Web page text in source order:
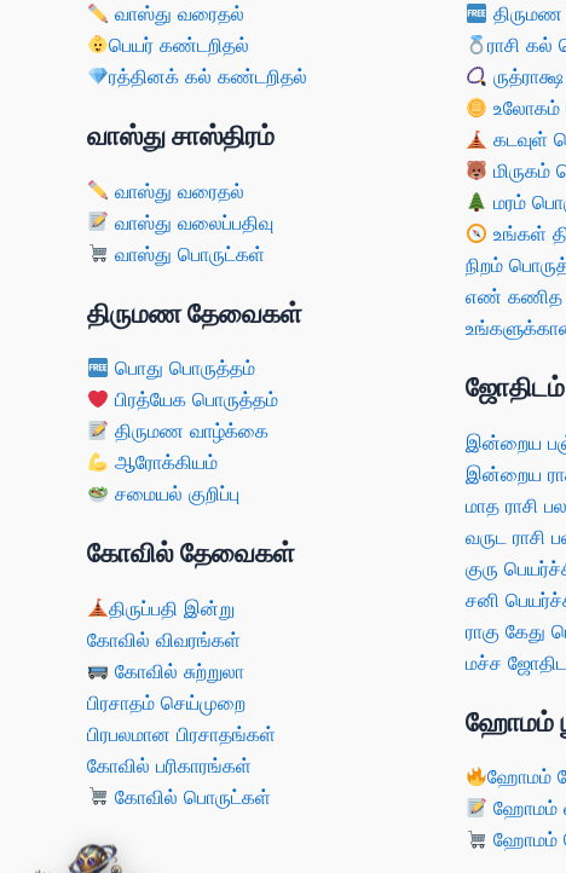
வாஸ்து வரைதல்
பெயர் கண்டறிதல்
ரத்தினக் கல் கண்டறிதல்
வாஸ்து சாஸ்திரம்
வாஸ்து வரைதல்
வாஸ்து வலைப்பதிவு
வாஸ்து பொருட்கள்
திருமண தேவைகள்
பொது பொருத்தம்
பிரத்யேக பொருத்தம்
திருமண வாழ்க்கை
ஆரோக்கியம்
சமையல் குறிப்பு
கோவில் தேவைகள்
திருப்பதி இன்று
கோவில் விவரங்கள்
கோவில் சுற்றுலா
பிரசாதம் செய்முறை
பிரபலமான பிரசாதங்கள்
கோவில் பரிகாரங்கள்
கோவில் பொருட்கள்
ராசி கல்
உலோகம்
கடவுள்
மிருகம்
மரம்
உங்கள்
நிறம்
எண் கணித
ஜோதிடம்
இன்றைய
இன்றைய
மாத ராசி
வருட ராசி
குரு
சனி
ராகு கேது
மச்ச
ஹோமம்
ஹோமம்
ஹோமம்
ஹோமம்